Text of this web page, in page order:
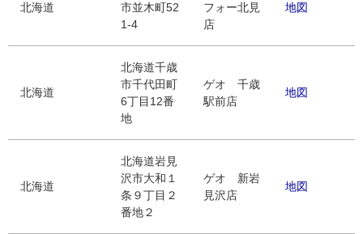
北海道
市並木町52
1-4
フォー北見
店
地図
北海道
北海道千歳
市千代田町
6丁目12番
地
ゲオ 千歳
駅前店
地図
北海道
北海道岩見
沢市大和１
条９丁目２
番地２
ゲオ 新岩
見沢店
地図